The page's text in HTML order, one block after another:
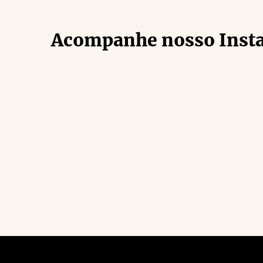
Acompanhe nosso